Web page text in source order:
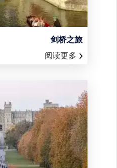
剑桥之旅
阅读更多